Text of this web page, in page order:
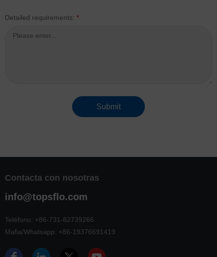
Detailed requirements: *
Submit
Contacta con nosotras
info@topsflo.com
Teléfono: +86-731-82739266
Mafia/Whatsapp: +86-19376691419